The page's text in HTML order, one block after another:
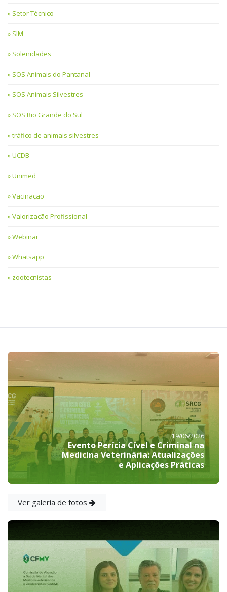
Setor Técnico
SIM
Solenidades
SOS Animais do Pantanal
SOS Animais Silvestres
SOS Rio Grande do Sul
tráfico de animais silvestres
UCDB
Unimed
Vacinação
Valorização Profissional
Webinar
Whatsapp
zootecnistas
19/06/2026
Evento Perícia Cível e Criminal na
Medicina Veterinária: Atualizações
e Aplicações Práticas
Ver galeria de fotos